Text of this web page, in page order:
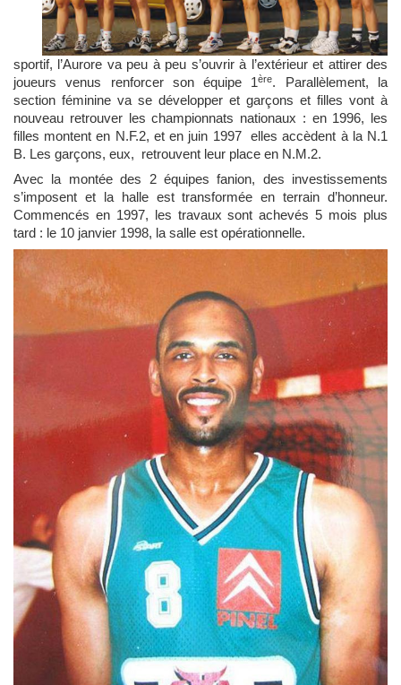
sportif, l’Aurore va peu à peu s’ouvrir à l’extérieur et attirer des
joueurs venus renforcer son équipe 1ère. Parallèlement, la
section féminine va se développer et garçons et filles vont à
nouveau retrouver les championnats nationaux : en 1996, les
filles montent en N.F.2, et en juin 1997 elles accèdent à la N.1
B. Les garçons, eux, retrouvent leur place en N.M.2.
Avec la montée des 2 équipes fanion, des investissements
s’imposent et la halle est transformée en terrain d’honneur.
Commencés en 1997, les travaux sont achevés 5 mois plus
tard : le 10 janvier 1998, la salle est opérationnelle.